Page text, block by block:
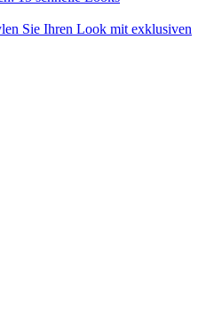
Sie Ihren Look mit exklusiven